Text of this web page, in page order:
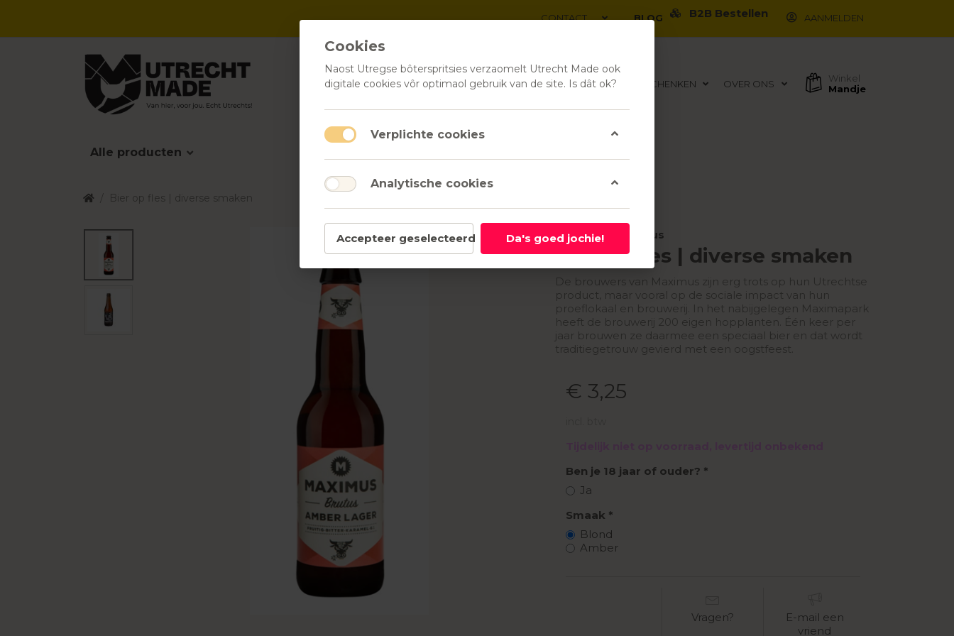
CONTACT BLOG B2B Bestellen AANMELDEN
ALLE PRODUCTEN RELATIEGESCHENKEN OVER ONS
Winkel
Mandje
Alle producten
Bier op fles | diverse smaken
Brouwerij Maximus
Bier op fles | diverse smaken
De brouwers van Maximus zijn erg trots op hun Utrechtse
product, maar vooral op de sociale impact van hun
proeflokaal en brouwerij. In het nabijgelegen Maximapark
heeft de brouwerij 200 eigen hopplanten. Één keer per
jaar brouwen ze daarmee een speciaal bier en dat wordt
traditiegetrouw gevierd met een oogstfeest.
€ 3,25
Ben je 18 jaar of ouder?
Ja
Smaak
Blond
Amber
Vragen?
E-mail een
vriend
Cookies
Naost Utregse bôterspritsies verzaomelt Utrecht Made ook
digitale cookies vôr optimaol gebruik van de site. Is dât ok?
Verplichte cookies
Analytische cookies
Accepteer geselecteerd Da's goed jochie!